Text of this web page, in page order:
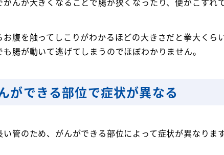
お腹を触ってしこりがわかるほどの大きさだと拳大くら
も腸が動いて逃げてしまうのでほぼわかりません。
ができる部位で症状が異なる
い管のため、がんができる部位によって症状が異なります